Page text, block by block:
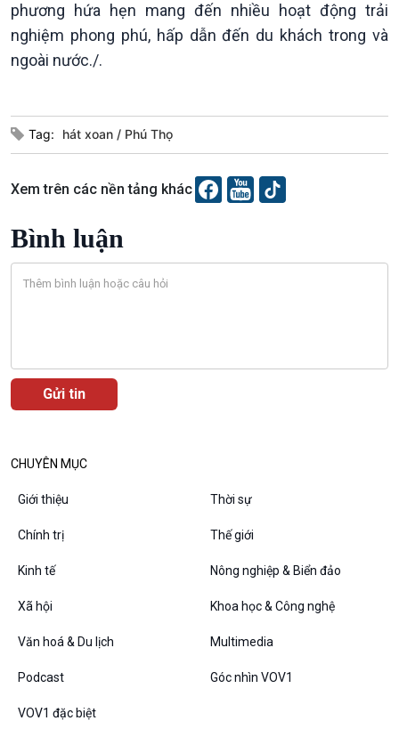
Chân dung cuộc sống
Các chương trình đặc biệt
phương hứa hẹn mang đến nhiều hoạt động trải
nghiệm phong phú, hấp dẫn đến du khách trong và
ngoài nước./.
Tag: hát xoan Phú Thọ
Xem trên các nền tảng khác
Bình luận
CHUYÊN MỤC
Giới thiệu Thời sự
Chính trị Thế giới
Kinh tế Nông nghiệp & Biển đảo
Xã hội Khoa học & Công nghệ
Văn hoá & Du lịch Multimedia
Podcast Góc nhìn VOV1
VOV1 đặc biệt